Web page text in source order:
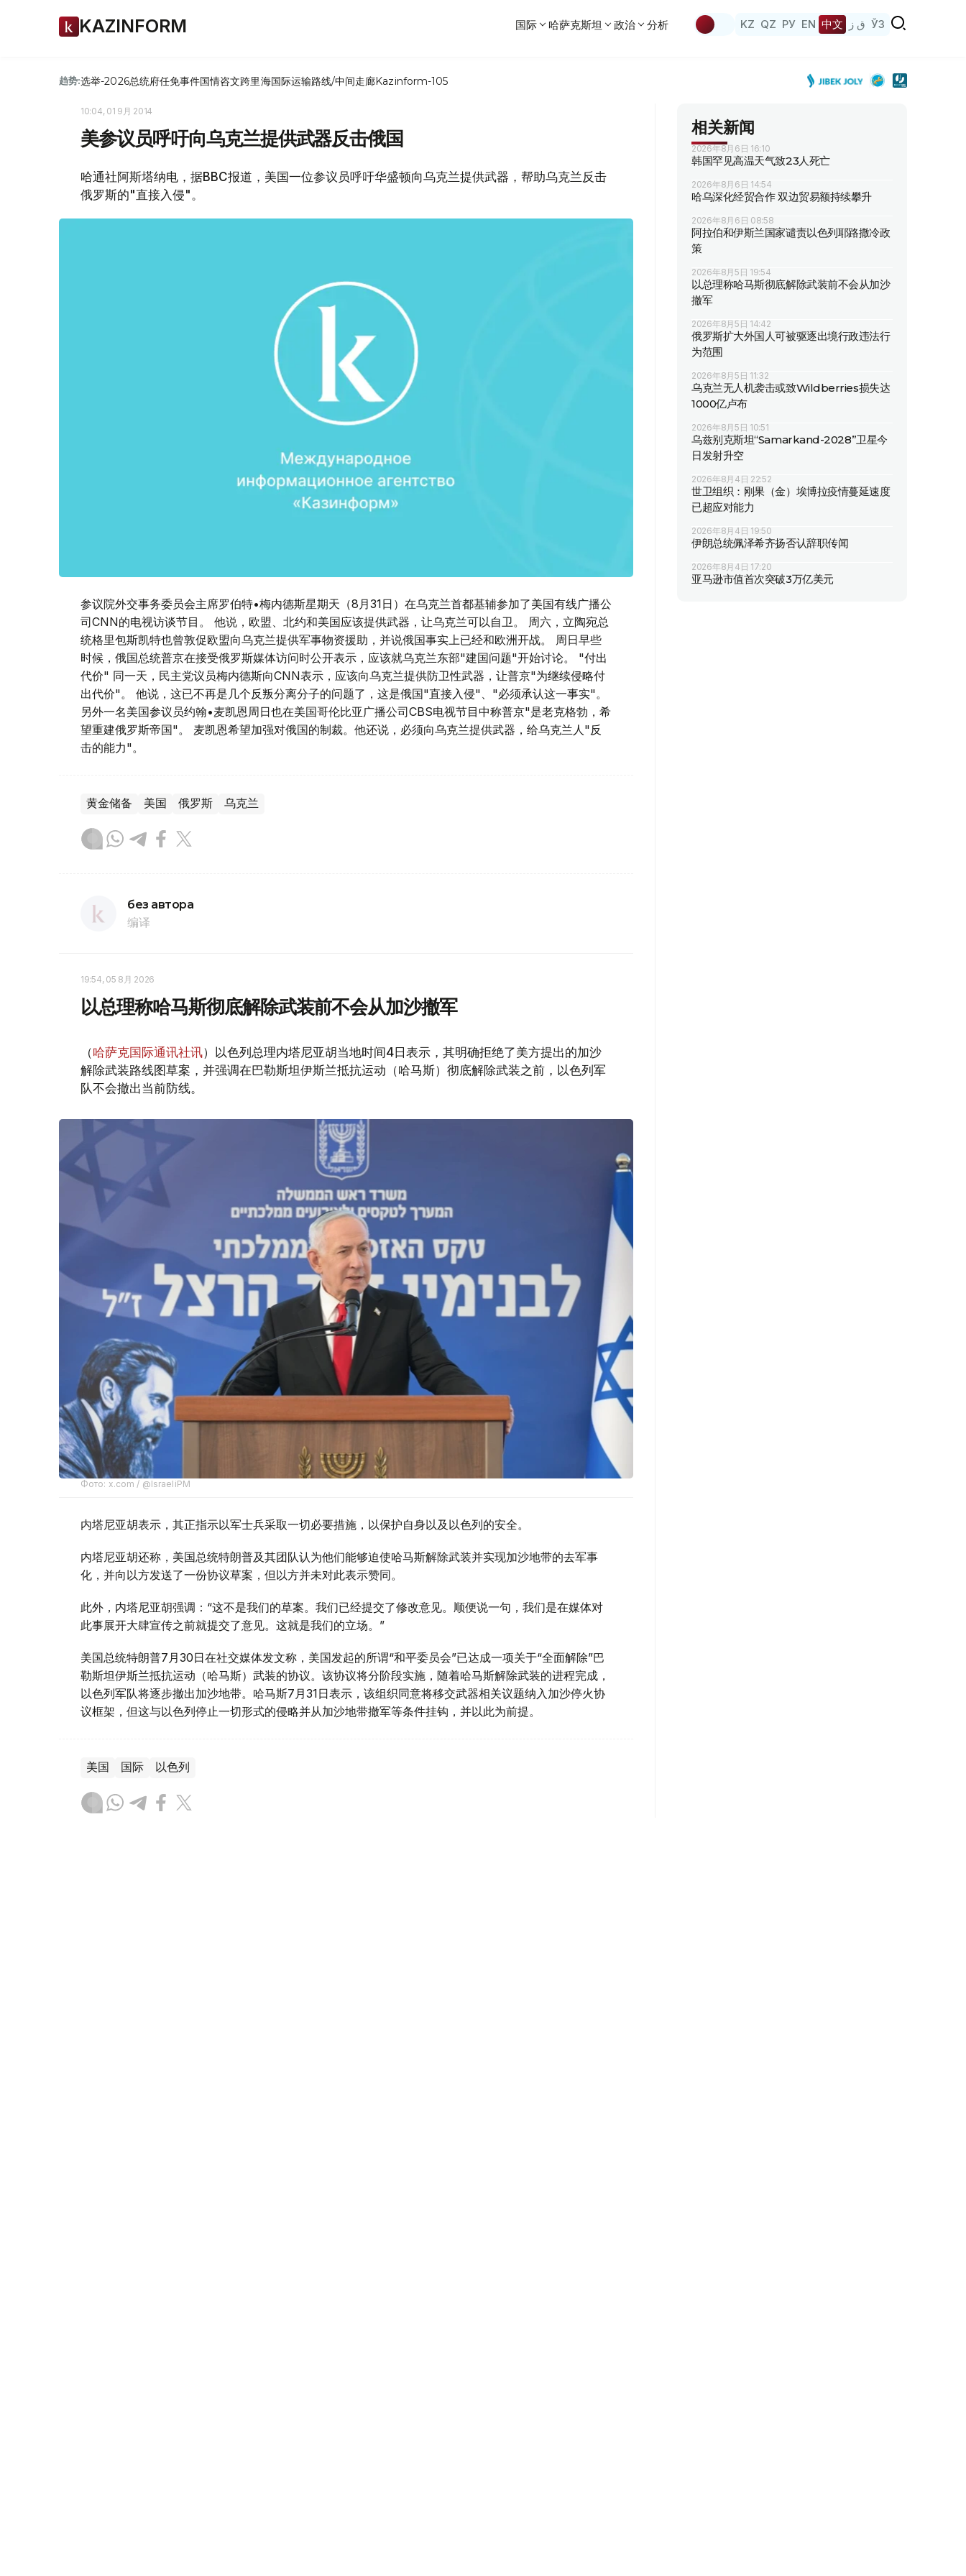
KAZINFORM 国际 哈萨克斯坦 政治 分析 KZ QZ РУ EN 中文 ق ز ЎЗ
趋势:选举-2026总统府任免事件国情咨文跨里海国际运输路线/中间走廊Kazinform-105
10:04, 01 9月 2014
美参议员呼吁向乌克兰提供武器反击俄国
哈通社阿斯塔纳电，据BBC报道，美国一位参议员呼吁华盛顿向乌克兰提供武器，帮助乌克兰反击
俄罗斯的"直接入侵"。
参议院外交事务委员会主席罗伯特•梅内德斯星期天（8月31日）在乌克兰首都基辅参加了美国有线广播公
司CNN的电视访谈节目。 他说，欧盟、北约和美国应该提供武器，让乌克兰可以自卫。 周六，立陶宛总
统格里包斯凯特也曾敦促欧盟向乌克兰提供军事物资援助，并说俄国事实上已经和欧洲开战。 周日早些
时候，俄国总统普京在接受俄罗斯媒体访问时公开表示，应该就乌克兰东部"建国问题"开始讨论。 "付出
代价" 同一天，民主党议员梅内德斯向CNN表示，应该向乌克兰提供防卫性武器，让普京"为继续侵略付
出代价"。 他说，这已不再是几个反叛分离分子的问题了，这是俄国"直接入侵"、"必须承认这一事实"。
另外一名美国参议员约翰•麦凯恩周日也在美国哥伦比亚广播公司CBS电视节目中称普京"是老克格勃，希
望重建俄罗斯帝国"。 麦凯恩希望加强对俄国的制裁。他还说，必须向乌克兰提供武器，给乌克兰人"反
击的能力"。
黄金储备 美国 俄罗斯 乌克兰
без автора
编译
19:54, 05 8月 2026
以总理称哈马斯彻底解除武装前不会从加沙撤军
（哈萨克国际通讯社讯）以色列总理内塔尼亚胡当地时间4日表示，其明确拒绝了美方提出的加沙
解除武装路线图草案，并强调在巴勒斯坦伊斯兰抵抗运动（哈马斯）彻底解除武装之前，以色列军
队不会撤出当前防线。
Фото: x.com / @IsraeliPM
内塔尼亚胡表示，其正指示以军士兵采取一切必要措施，以保护自身以及以色列的安全。
内塔尼亚胡还称，美国总统特朗普及其团队认为他们能够迫使哈马斯解除武装并实现加沙地带的去军事
化，并向以方发送了一份协议草案，但以方并未对此表示赞同。
此外，内塔尼亚胡强调：“这不是我们的草案。我们已经提交了修改意见。顺便说一句，我们是在媒体对
此事展开大肆宣传之前就提交了意见。这就是我们的立场。”
美国总统特朗普7月30日在社交媒体发文称，美国发起的所谓“和平委员会”已达成一项关于“全面解除”巴
勒斯坦伊斯兰抵抗运动（哈马斯）武装的协议。该协议将分阶段实施，随着哈马斯解除武装的进程完成，
以色列军队将逐步撤出加沙地带。哈马斯7月31日表示，该组织同意将移交武器相关议题纳入加沙停火协
议框架，但这与以色列停止一切形式的侵略并从加沙地带撤军等条件挂钩，并以此为前提。
美国 国际 以色列
相关新闻
2026年8月6日 16:10
韩国罕见高温天气致23人死亡
2026年8月6日 14:54
哈乌深化经贸合作 双边贸易额持续攀升
2026年8月6日 08:58
阿拉伯和伊斯兰国家谴责以色列耶路撒冷政
策
2026年8月5日 19:54
以总理称哈马斯彻底解除武装前不会从加沙
撤军
2026年8月5日 14:42
俄罗斯扩大外国人可被驱逐出境行政违法行
为范围
2026年8月5日 11:32
乌克兰无人机袭击或致Wildberries损失达
1000亿卢布
2026年8月5日 10:51
乌兹别克斯坦“Samarkand-2028”卫星今
日发射升空
2026年8月4日 22:52
世卫组织：刚果（金）埃博拉疫情蔓延速度
已超应对能力
2026年8月4日 19:50
伊朗总统佩泽希齐扬否认辞职传闻
2026年8月4日 17:20
亚马逊市值首次突破3万亿美元